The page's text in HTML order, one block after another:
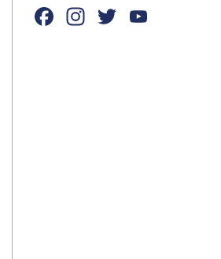
Facebook
Instagram
Twitter